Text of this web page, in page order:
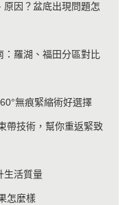
因？盆底出現問題怎
：羅湖、福田分區對比
無痕緊縮術好選擇
帶技術，幫你重返緊致
生活質量
怎麼樣